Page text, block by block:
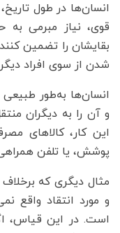
انسان‌ها در طول
قوی، نیاز مبرمی به
بقایشان را تضمین
شدن از سوی افراد
انسان‌ها به‌طور طبیعی
و آن را به دیگران
این کار، کالاهای
پوشش، یا تلفن
مثال دیگری که
است. در این قیاس،